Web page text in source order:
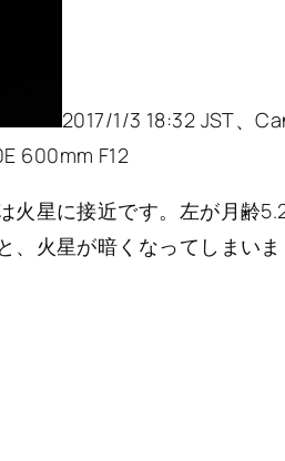
2017/1/3 18:32 JST、
600mm F12
火星に接近です。左が月齢
、火星が暗くなってしまいま